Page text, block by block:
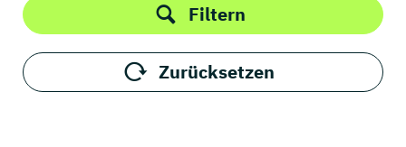
Filtern
Zurücksetzen